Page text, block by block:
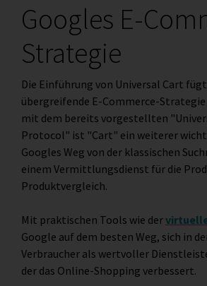
Googles E-
Strategie
Die Einführung von Universal Cart
übergreifende E-Commerce-Strategie
mit dem bereits vorgestellten
Protocol" ist "Cart" ein weiterer
Googles Weg von der klassischen
einem Vermittlungsdienst für die
Produktvergleich.
Mit praktischen Tools wie der
Google auf dem besten Weg, sich in
Verbraucher als wertvoller
der das Online-Shopping verbessert.